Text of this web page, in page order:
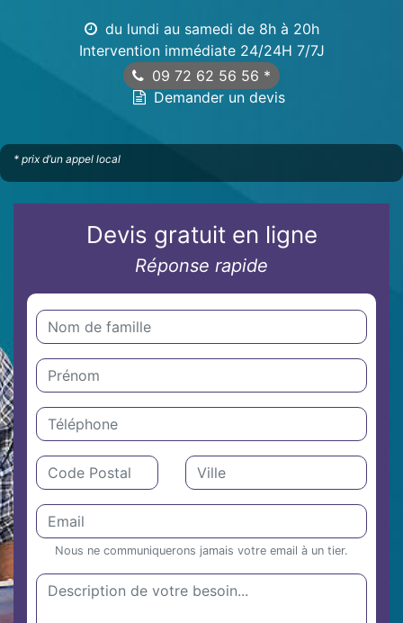
du lundi au samedi de 8h à 20h
Intervention immédiate 24/24H 7/7J
09 72 62 56 56 *
Demander un devis
* prix d’un appel local
Devis gratuit en ligne
Réponse rapide
Nous ne communiquerons jamais votre email à un tier.